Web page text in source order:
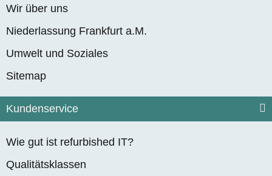
Wir über uns
Niederlassung Frankfurt a.M.
Umwelt und Soziales
Sitemap
Kundenservice
Wie gut ist refurbished IT?
Qualitätsklassen